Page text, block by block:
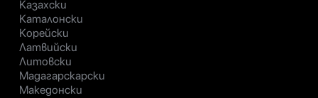
Казахски
Каталонски
Корейски
Латвийски
Литовски
Мадагарскарски
Македонски